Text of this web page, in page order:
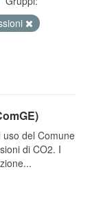
del Comune
di CO2. I